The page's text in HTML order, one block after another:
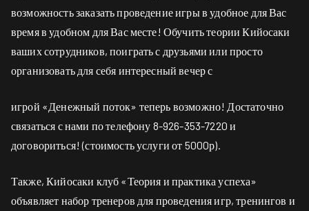
возможность заказать проведение игры в удобное для Вас
время в удобном для Вас месте! Обучить теории Кийосаки
ваших сотрудников, поиграть с друзьями или просто
организовать для себя интересный вечер с
игрой «Денежный поток» теперь возможно! Достаточно
связаться с нами по телефону 8-926-353-7220 и
договориться! (стоимость услуги от 5000р).
Также, Кийосаки клуб «Теория и практика успеха»
объявляет набор тренеров для проведения игр, тренингов и